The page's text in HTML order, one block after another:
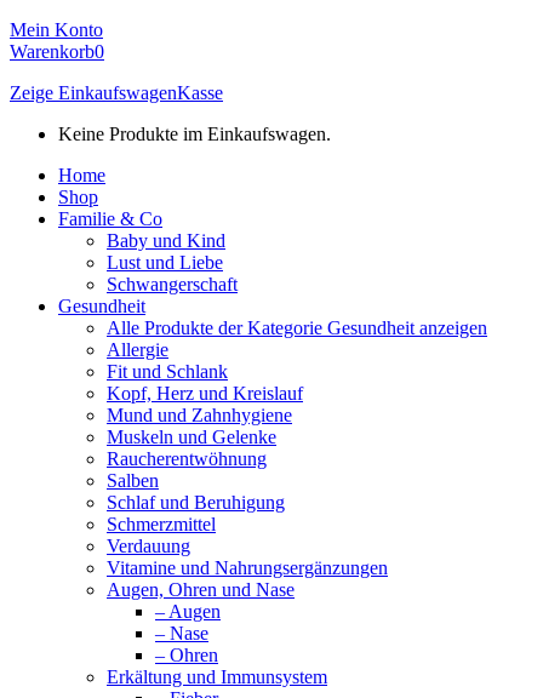
Mein Konto
Warenkorb0
Zeige EinkaufswagenKasse
Keine Produkte im Einkaufswagen.
Home
Shop
Familie & Co
Baby und Kind
Lust und Liebe
Schwangerschaft
Gesundheit
Alle Produkte der Kategorie Gesundheit anzeigen
Allergie
Fit und Schlank
Kopf, Herz und Kreislauf
Mund und Zahnhygiene
Muskeln und Gelenke
Raucherentwöhnung
Salben
Schlaf und Beruhigung
Schmerzmittel
Verdauung
Vitamine und Nahrungsergänzungen
Augen, Ohren und Nase
– Augen
– Nase
– Ohren
Erkältung und Immunsystem